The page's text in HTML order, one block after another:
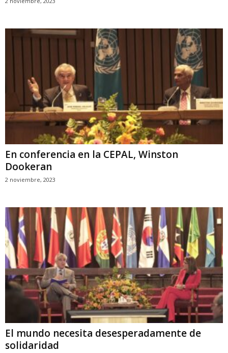
En conferencia en la CEPAL, Winston
Dookeran
2 noviembre, 2023
El mundo necesita desesperadamente de
solidaridad